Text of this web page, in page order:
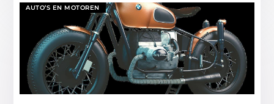
AUTO’S EN MOTOREN